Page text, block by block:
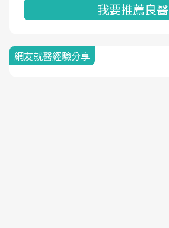
我要推薦良醫
網友就醫經驗分享